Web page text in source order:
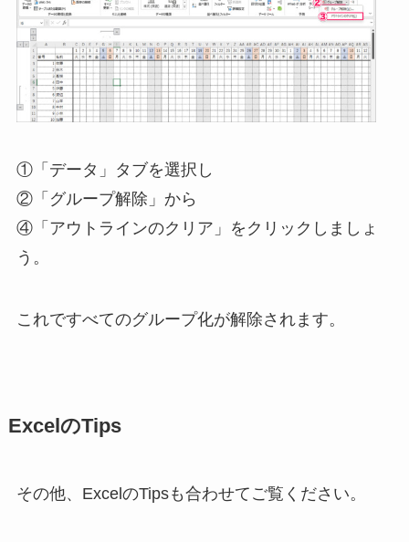
①「データ」タブを選択し
②「グループ解除」から
④「アウトラインのクリア」をクリックしましょ
う。
これですべてのグループ化が解除されます。
ExcelのTips
その他、ExcelのTipsも合わせてご覧ください。